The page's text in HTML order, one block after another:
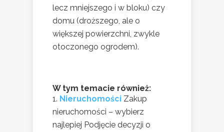
lecz mniejszego i w bloku) czy
domu (droższego, ale o
większej powierzchni, zwykle
otoczonego ogrodem).
W tym temacie również:
Nieruchomości Zakup
nieruchomości – wybierz
najlepiej Podjęcie decyzji o